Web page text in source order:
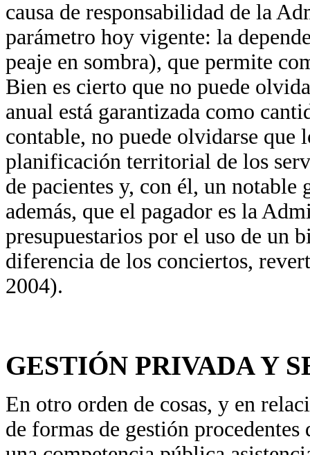
causa de responsabilidad de la
parámetro hoy vigente: la
peaje en sombra), que permite
Bien es cierto que no puede
anual está garantizada como
contable, no puede olvidarse que
planificación territorial de los
de pacientes y, con él, un
además, que el pagador es la
presupuestarios por el uso de un
diferencia de los conciertos,
2004).
GESTIÓN PRIVADA Y
En otro orden de cosas, y en
de formas de gestión